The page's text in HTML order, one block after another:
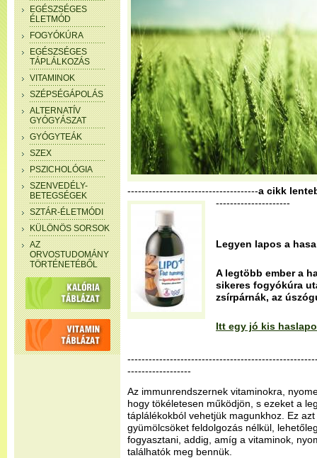
EGÉSZSÉGES
ÉLETMÓD
FOGYÓKÚRA
EGÉSZSÉGES
TÁPLÁLKOZÁS
VITAMINOK
SZÉPSÉGÁPOLÁS
ALTERNATÍV
GYÓGYÁSZAT
GYÓGYTEÁK
SZEX
PSZICHOLÓGIA
SZENVEDÉLY-
BETEGSÉGEK
SZTÁR-ÉLETMÓDI
KÜLÖNÖS SORSOK
AZ
ORVOSTUDOMÁNY
TÖRTÉNETÉBŐL
-------------------------------------a cikk
---------------------
Legyen lapos a
A legtöbb ember a
sikeres fogyókúra
zsírpárnák, az
Itt egy jó kis
------------------
Az immunrendszernek vitaminokra,
hogy tökéletesen működjön, s ezeket a
táplálékokból vehetjük magunkhoz. Ez
gyümölcsöket feldolgozás nélkül,
fogyasztani, addig, amíg a vitaminok,
találhatók meg bennük.